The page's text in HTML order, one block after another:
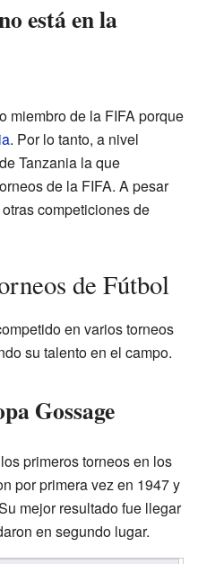
está en la
miembro de la FIFA porque
. Por lo tanto, a nivel
Tanzania la que
de la FIFA. A pesar
competiciones de
de Fútbol
en varios torneos
su talento en el campo.
Gossage
primeros torneos en los
por primera vez en 1947 y
mejor resultado fue llegar
en segundo lugar.